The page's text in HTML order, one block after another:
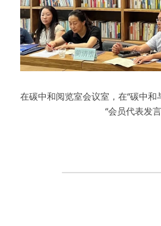
在碳中和阅览室会议室，在“碳中
“会员代表发言